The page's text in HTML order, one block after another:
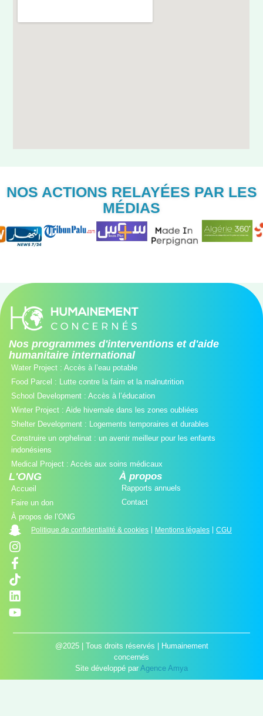
NOS ACTIONS RELAYÉES PAR LES
MÉDIAS
Nos programmes d'interventions et d'aide
humanitaire international
Water Project : Accès à l’eau potable
Food Parcel : Lutte contre la faim et la malnutrition
School Development : Accès à l’éducation
Winter Project : Aide hivernale dans les zones oubliées
Shelter Development : Logements temporaires et durables
Construire un orphelinat : un avenir meilleur pour les enfants
indonésiens
Medical Project : Accès aux soins médicaux
L'ONG
Accueil
Faire un don
À propos de l’ONG
À propos
Rapports annuels
Contact
Politique de confidentialité & cookies Mentions légales CGU
@2025 | Tous droits réservés | Humainement
concernés
Site développé par Agence Amya